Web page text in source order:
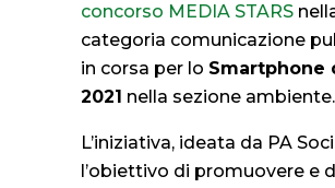
concorso MEDIA STARS
categoria comunicazione
in corsa per lo Smartphone
2021 nella sezione ambiente.
L’iniziativa, ideata da PA
l’obiettivo di promuovere e